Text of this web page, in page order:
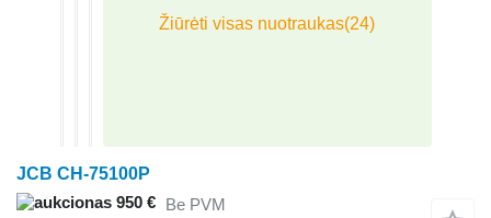
JCB CH-75100P
950 € Be PVM